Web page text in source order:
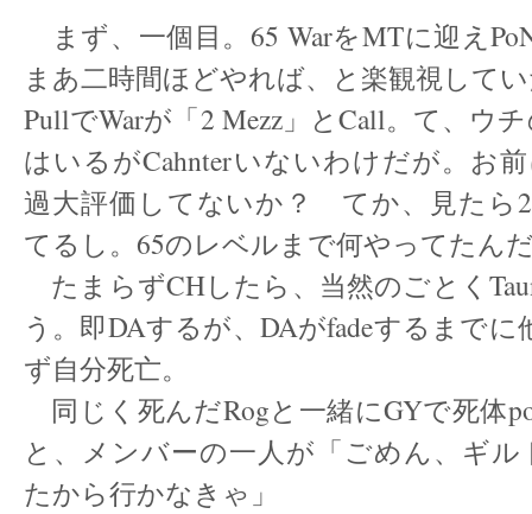
まず、一個目。65 WarをMTに迎え
まあ二時間ほどやれば、と楽観視して
PullでWarが「2 Mezz」とCall。て、ウ
はいるがCahnterいないわけだが。お
過大評価してないか？ てか、見たら
てるし。65のレベルまで何やってたん
たまらずCHしたら、当然のごとく
う。即DAするが、DAがfadeするまでに
ず自分死亡。
同じく死んだRogと一緒にGYで死体
と、メンバーの一人が「ごめん、ギル
たから行かなきゃ」